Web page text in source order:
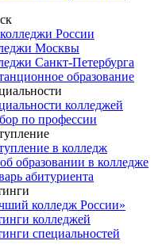
России
Москвы
Санкт-Петербурга
образование
колледжей
по профессии
в колледж
образовании в колледже
абитуриента
колледж России»
колледжей
специальностей